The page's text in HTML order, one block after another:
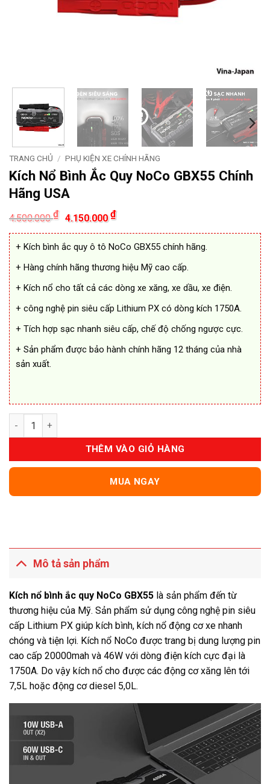
TRANG CHỦ / PHỤ KIỆN XE CHÍNH HÃNG
Kích Nổ Bình Ắc Quy NoCo GBX55 Chính
Hãng USA
4.500.000₫
Giá
gốc
là:
4.500.000 ₫.
4.150.000₫Giá
hiện
tại
là:
4.150.000 ₫.
+ Kích bình ắc quy ô tô NoCo GBX55 chính hãng.
+ Hàng chính hãng thương hiệu Mỹ cao cấp.
+ Kích nổ cho tất cả các dòng xe xăng, xe dầu, xe điện.
+ công nghệ pin siêu cấp Lithium PX có dòng kích 1750A.
+ Tích hợp sạc nhanh siêu cấp, chế độ chống ngược cực.
+ Sản phẩm được bảo hành chính hãng 12 tháng của nhà
sản xuất.
Kích Nổ Bình Ắc Quy NoCo GBX55 Chính Hãng USA số lượng
THÊM VÀO GIỎ HÀNG
MUA NGAY
Mô tả sản phẩm
Kích nổ bình ắc quy NoCo GBX55 là sản phẩm đến từ
thương hiệu của Mỹ. Sản phẩm sử dụng công nghệ pin siêu
cấp Lithium PX giúp kích bình, kích nổ động cơ xe nhanh
chóng và tiện lợi. Kích nổ NoCo được trang bị dung lượng pin
cao cấp 20000mah và 46W với dòng điện kích cực đại là
1750A. Do vậy kích nổ cho được các động cơ xăng lên tới
7,5L hoặc động cơ diesel 5,0L.